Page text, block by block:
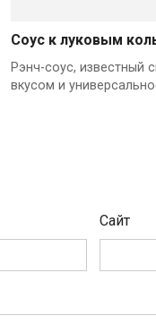
Соус к луковым
Рэнч-соус, известный
вкусом и
Сайт